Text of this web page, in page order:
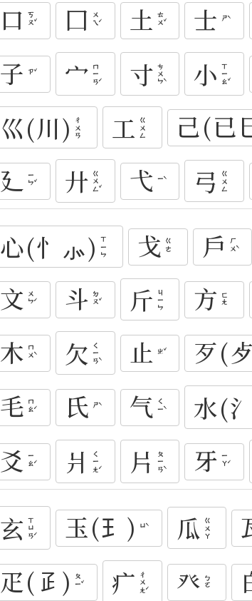
口 ㄎㄡˇ 囗 ㄨㄟˊ 土 ㄊㄨˇ 士 ㄕˋ
子 ㄗˇ 宀ㄇㄧㄢˊ 寸 ㄘㄨㄣˋ 小 ㄒㄧㄠˇ
巛(川) ㄔㄨㄢ 工 ㄍㄨㄥ 己(已
廴 ㄧㄣˇ 廾 ㄍㄨㄥˇ 弋 ㄧˋ 弓 ㄍㄨㄥ
心(忄⺗) ㄒㄧㄣ 戈 ㄍㄜ 戶 ㄏㄨˋ
文 ㄨㄣˊ 斗 ㄉㄡˇ 斤 ㄐㄧㄣ 方 ㄈㄤ
木 ㄇㄨˋ 欠 ㄑㄧㄢˋ 止 ㄓˇ 歹(
毛 ㄇㄠˊ 氏 ㄕˋ 气 ㄑㄧˋ 水(
爻 ㄧㄠˊ 爿 ㄑㄧㄤˊ 片 ㄆㄧㄢˋ 牙 ㄧㄚˊ
玄 ㄒㄩㄢˊ 玉(𤣩) ㄩˋ 瓜 ㄍㄨㄚ
疋(𤴔) ㄆㄧˇ 疒 ㄔㄨㄤˊ 癶 ㄅㄛ